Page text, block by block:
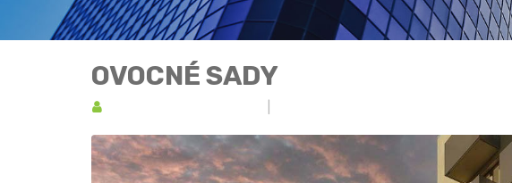
OVOCNÉ SADY